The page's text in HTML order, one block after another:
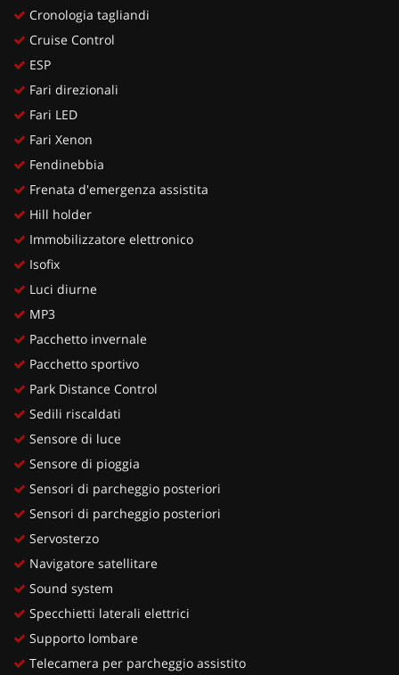
Cronologia tagliandi
Cruise Control
ESP
Fari direzionali
Fari LED
Fari Xenon
Fendinebbia
Frenata d'emergenza assistita
Hill holder
Immobilizzatore elettronico
Isofix
Luci diurne
MP3
Pacchetto invernale
Pacchetto sportivo
Park Distance Control
Sedili riscaldati
Sensore di luce
Sensore di pioggia
Sensori di parcheggio posteriori
Sensori di parcheggio posteriori
Servosterzo
Navigatore satellitare
Sound system
Specchietti laterali elettrici
Supporto lombare
Telecamera per parcheggio assistito